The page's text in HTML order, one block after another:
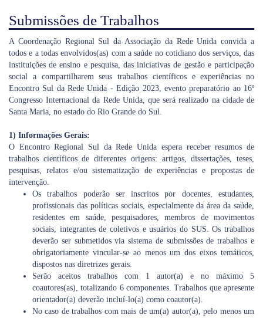
Submissões de Trabalhos
A Coordenação Regional Sul da Associação da Rede Unida convida a
todos e a todas envolvidos(as) com a saúde no cotidiano dos serviços, das
instituições de ensino e pesquisa, das iniciativas de gestão e participação
social a compartilharem seus trabalhos científicos e experiências no
Encontro Sul da Rede Unida - Edição 2023, evento preparatório ao 16º
Congresso Internacional da Rede Unida, que será realizado na cidade de
Santa Maria, no estado do Rio Grande do Sul.
1) Informações Gerais:
O Encontro Regional Sul da Rede Unida espera receber resumos de
trabalhos científicos de diferentes origens: artigos, dissertações, teses,
pesquisas, relatos e/ou sistematização de experiências e propostas de
intervenção.
Os trabalhos poderão ser inscritos por docentes, estudantes,
profissionais das políticas sociais, especialmente da área da saúde,
residentes em saúde, pesquisadores, membros de movimentos
sociais, integrantes de coletivos e usuários do SUS. Os trabalhos
deverão ser submetidos via sistema de submissões de trabalhos e
obrigatoriamente vincular-se ao menos um dos eixos temáticos,
dispostos nas diretrizes gerais.
Serão aceitos trabalhos com 1 autor(a) e no máximo 5
coautores(as), totalizando 6 componentes. Trabalhos que apresente
orientador(a) deverão incluí-lo(a) como coautor(a).
No caso de trabalhos com mais de um(a) autor(a), pelo menos um